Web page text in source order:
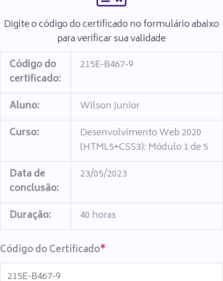
Digite o código do certificado no formulário abaixo
para verificar sua validade
Código do
certificado:
215E-B467-9
Aluno:
Wilson Junior
Curso:
Desenvolvimento Web 2020
(HTML5+CSS3): Módulo 1 de 5
Data de
conclusão:
23/05/2023
Duração: 40 horas
Código do Certificado*